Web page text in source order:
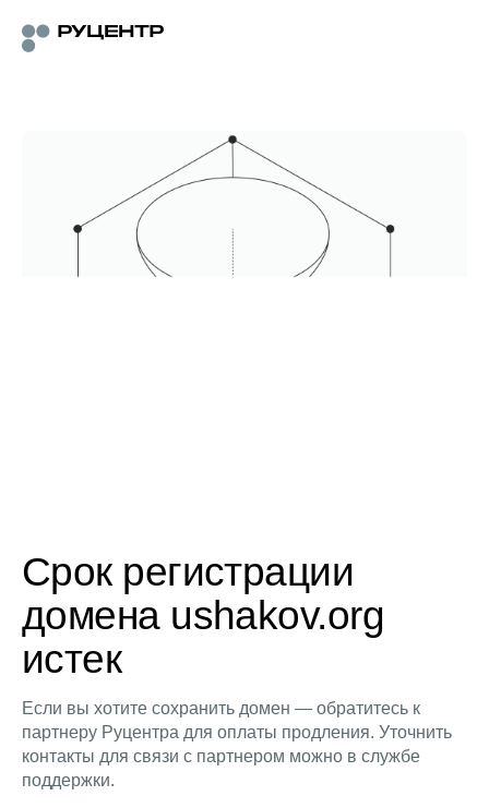
Срок регистрации
домена ushakov.org
истек
Если вы хотите сохранить домен — обратитесь к
партнеру Руцентра для оплаты продления. Уточнить
контакты для связи с партнером можно в службе
поддержки.